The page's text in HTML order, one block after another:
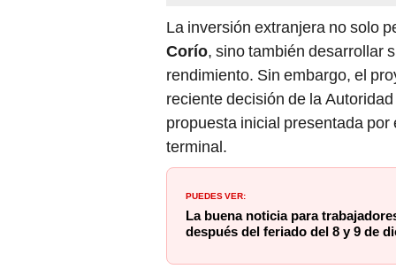
La inversión extranjera no solo
Corío, sino también desarrollar
rendimiento. Sin embargo, el
reciente decisión de la
propuesta inicial presentada
terminal.
PUEDES VER:
La buena noticia para
después del feriado del 8 y 9 de